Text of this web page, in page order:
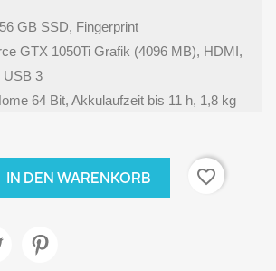
GB SSD, Fingerprint
GTX 1050Ti Grafik (4096 MB), HDMI,
USB 3
64 Bit, Akkulaufzeit bis 11 h, 1,8 kg
IN DEN WARENKORB favorite_border